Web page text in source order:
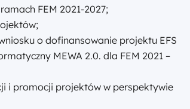
FEM 2021-2027;
o dofinansowanie projektu EFS
MEWA 2.0. dla FEM 2021 –
i promocji projektów w perspektywie